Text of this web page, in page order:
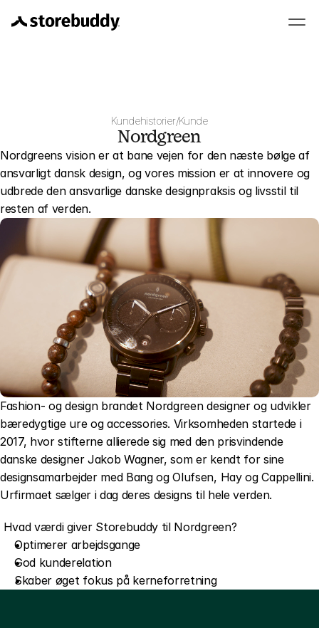
Kundehistorier/Kunde
Nordgreen
Nordgreens vision er at bane vejen for den næste bølge af
ansvarligt dansk design, og vores mission er at innovere og
udbrede den ansvarlige danske designpraksis og livsstil til
resten af verden.
Fashion- og design brandet Nordgreen designer og udvikler
bæredygtige ure og accessories. Virksomheden startede i
2017, hvor stifterne allierede sig med den prisvindende
danske designer Jakob Wagner, som er kendt for sine
designsamarbejder med Bang og Olufsen, Hay og Cappellini.
Urfirmaet sælger i dag deres designs til hele verden.
Hvad værdi giver Storebuddy til Nordgreen?
Optimerer arbejdsgange
God kunderelation
Skaber øget fokus på kerneforretning